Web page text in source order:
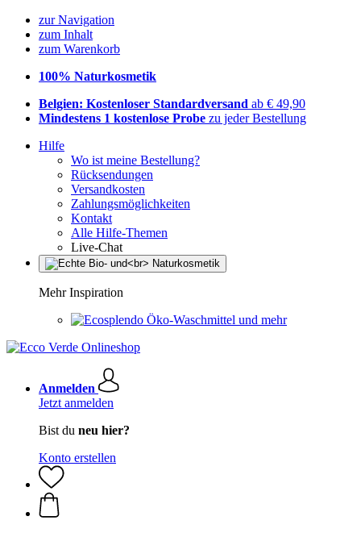
zur Navigation
zum Inhalt
zum Warenkorb
100% Naturkosmetik
Belgien: Kostenloser Standardversand ab € 49,90
Mindestens 1 kostenlose Probe zu jeder Bestellung
Hilfe
Wo ist meine Bestellung?
Rücksendungen
Versandkosten
Zahlungsmöglichkeiten
Kontakt
Alle Hilfe-Themen
Live-Chat
Mehr Inspiration
Öko-Waschmittel und mehr
Anmelden
Jetzt anmelden
Bist du neu hier?
Konto erstellen